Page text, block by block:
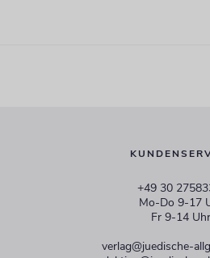
+49 30
Mo-Do 9-17
Fr 9-14 Uhr
verlag@juedische-